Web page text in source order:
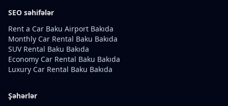
SEO səhifələr
Rent a Car Baku Airport Bakıda
Monthly Car Rental Baku Bakıda
SUV Rental Baku Bakıda
Economy Car Rental Baku Bakıda
Luxury Car Rental Baku Bakıda
Şəhərlər